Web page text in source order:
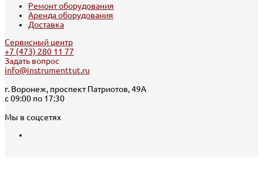
Ремонт оборудования
Аренда оборудования
Доставка
Сервисный центр
+7 (473) 280 11 77
Задать вопрос
info@instrumenttut.ru
г. Воронеж, проспект Патриотов, 49А
с 09:00 по 17:30
Мы в соцсетях